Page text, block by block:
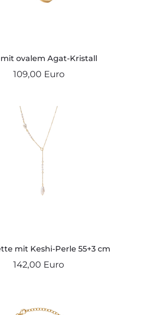
ovalem Agat-Kristall
109,00 Euro
mit Keshi-Perle 55+3 cm
142,00 Euro